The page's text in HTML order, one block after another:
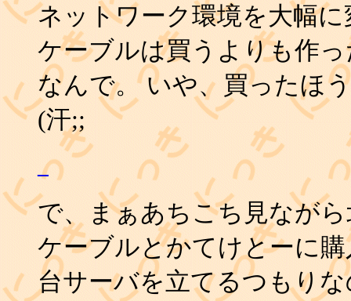
ネットワーク環境を大幅
ケーブルは買うよりも作
なんで。 いや、買ったほ
(汗;;
_
で、まぁあちこち見なが
ケーブルとかてけとーに購
台サーバを立てるつもり